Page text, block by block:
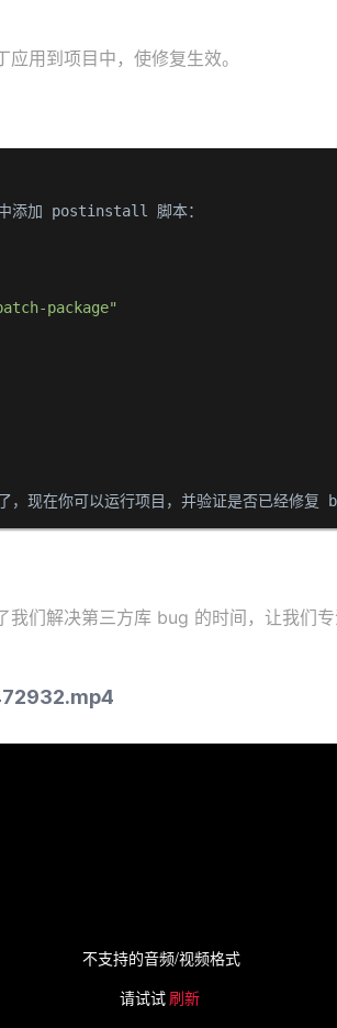
用到项目中，使修复生效。
添加 postinstall 脚本：
package"
，现在你可以运行项目，并验证是否已经修复
们解决第三方库 bug 的时间，让我们专
不支持的音频/视频格式
请试试 刷新